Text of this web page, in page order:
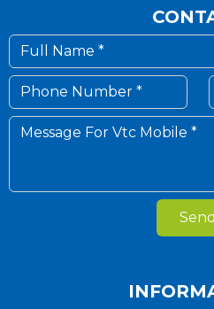
Send